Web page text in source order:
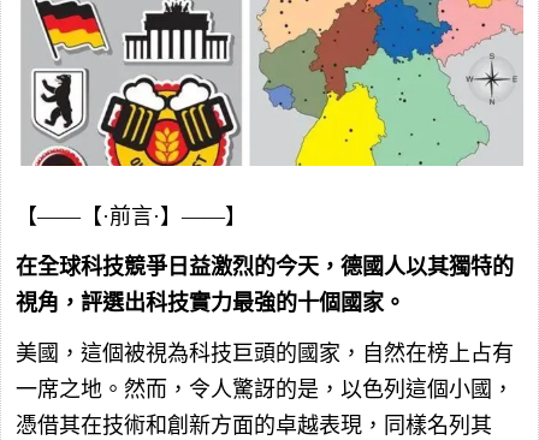
【——【·前言·】——】
在全球科技競爭日益激烈的今天，德國人以其獨特的
視角，評選出科技實力最強的十個國家。
美國，這個被視為科技巨頭的國家，自然在榜上占有
一席之地。然而，令人驚訝的是，以色列這個小國，
憑借其在技術和創新方面的卓越表現，同樣名列其